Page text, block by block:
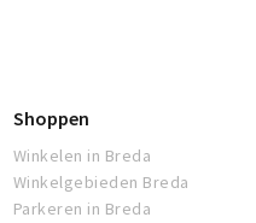
Shoppen
Winkelen in Breda
Winkelgebieden Breda
Parkeren in Breda